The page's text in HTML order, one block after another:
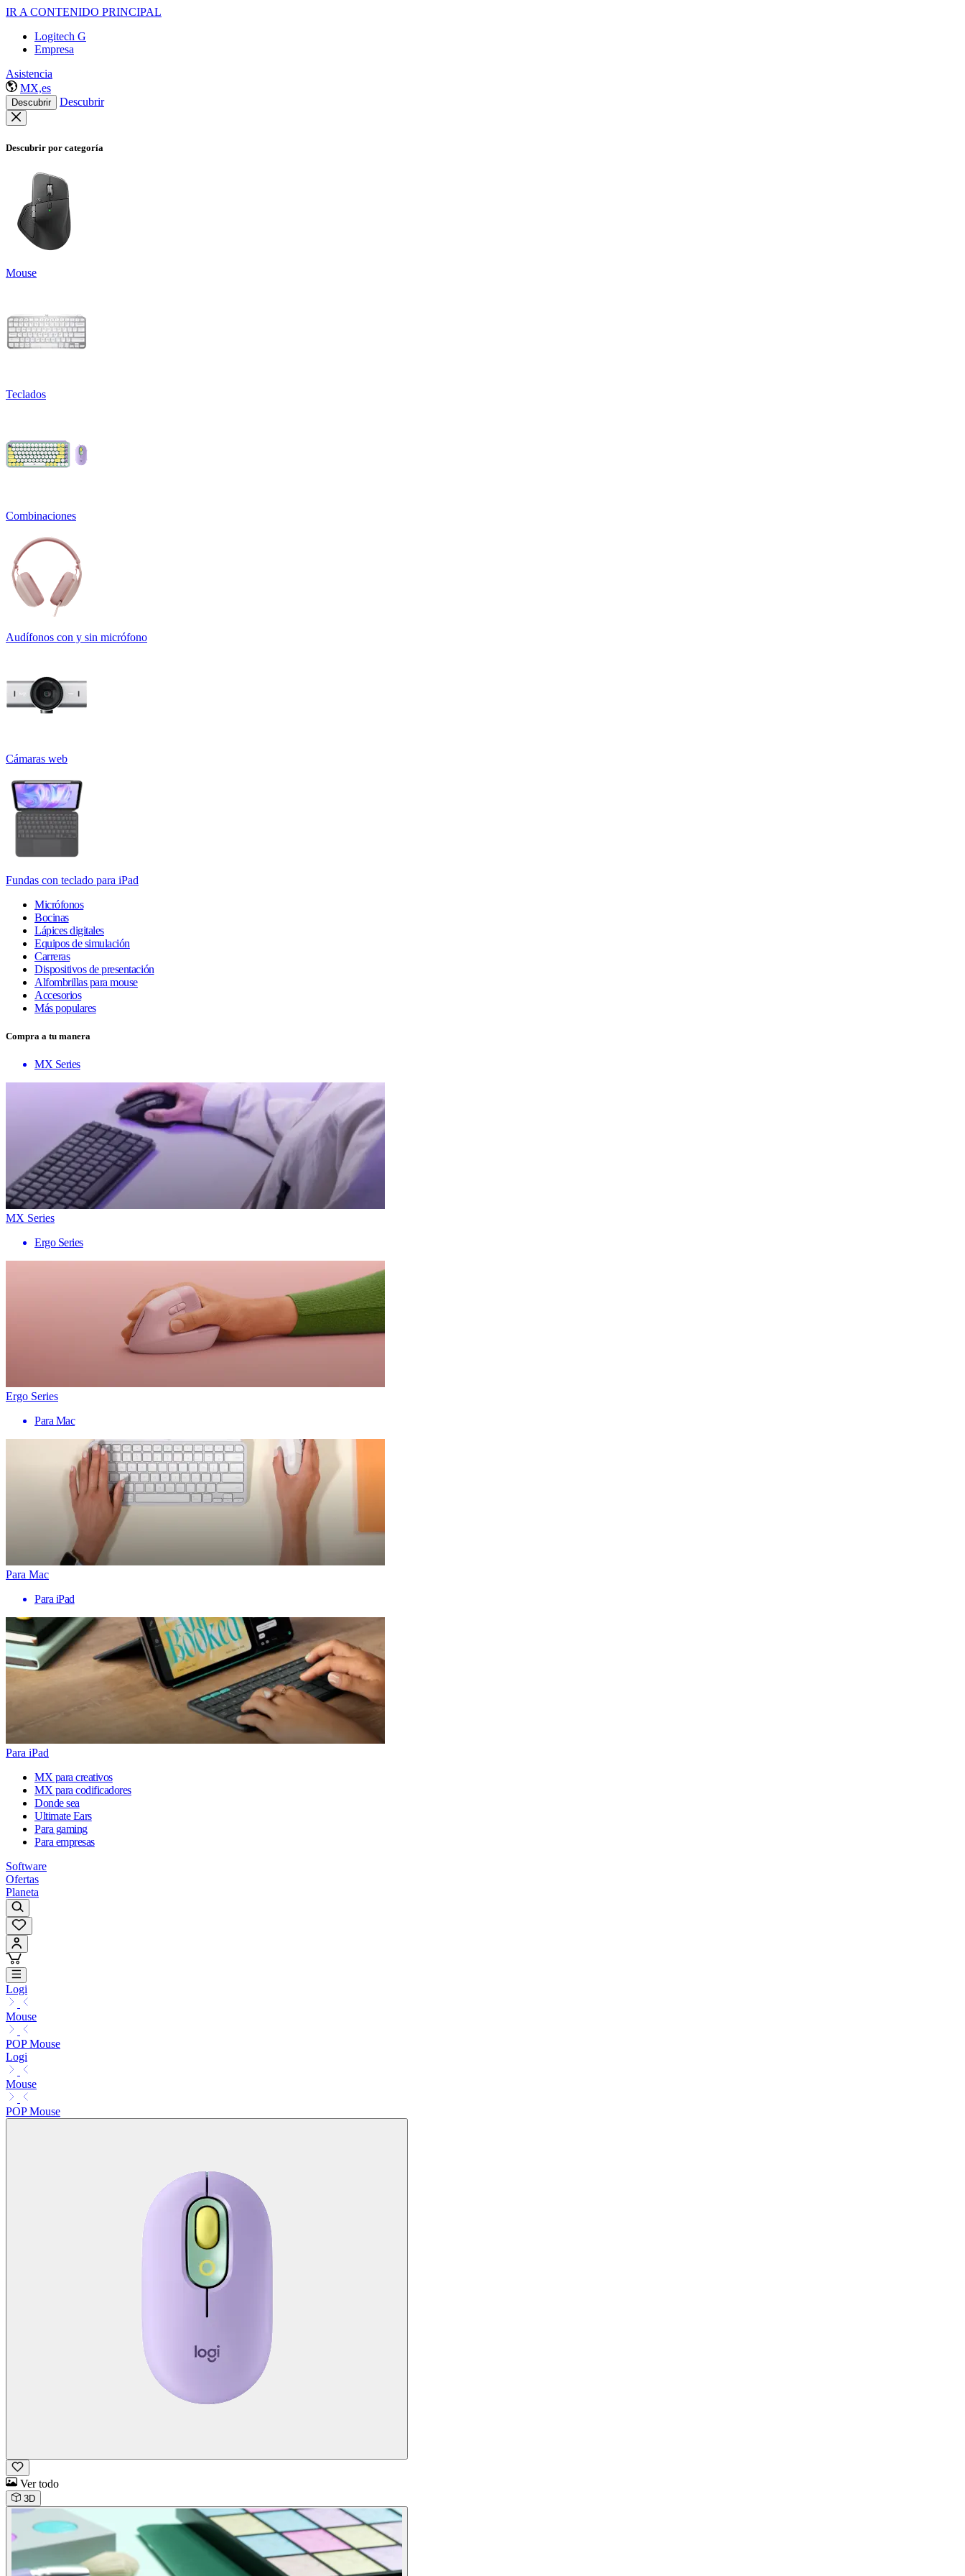
IR A CONTENIDO PRINCIPAL
Logitech G
Empresa
Asistencia
MX,es
Descubrir Descubrir
Descubrir por categoría
Mouse
Teclados
Combinaciones
Audífonos con y sin micrófono
Cámaras web
Fundas con teclado para iPad
Micrófonos
Bocinas
Lápices digitales
Equipos de simulación
Carreras
Dispositivos de presentación
Alfombrillas para mouse
Accesorios
Más populares
Compra a tu manera
MX Series
MX Series
Ergo Series
Ergo Series
Para Mac
Para Mac
Para iPad
Para iPad
MX para creativos
MX para codificadores
Donde sea
Ultimate Ears
Para gaming
Para empresas
Software
Ofertas
Planeta
Logi
Mouse
POP Mouse
Logi
Mouse
POP Mouse
Ver todo
3D